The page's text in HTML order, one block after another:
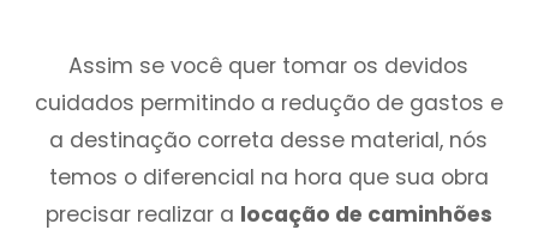
Assim se você quer tomar os devidos
cuidados permitindo a redução de gastos e
a destinação correta desse material, nós
temos o diferencial na hora que sua obra
precisar realizar a locação de caminhões